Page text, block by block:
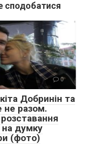
0
Добринін та
не разом.
на думку
(фото)